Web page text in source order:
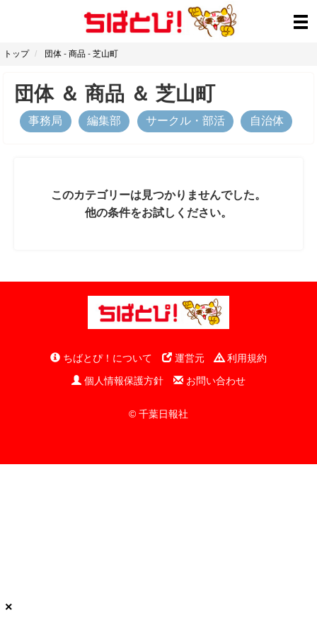
トップ 団体 - 商品 - 芝山町
団体＆ 商品 ＆ 芝山町
事務局 編集部 サークル・部活 自治体
このカテゴリーは見つかりませんでした。
他の条件をお試しください。
ちばとぴ！について 運営元
利用規約
個人情報保護方針
お問い合わせ
© 千葉日報社
×